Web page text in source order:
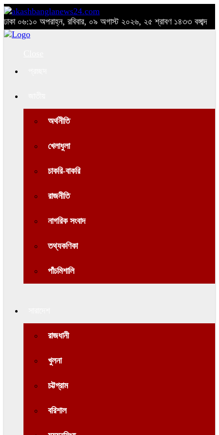
ঢাকা ০৬:১০ অপরাহ্ন, রবিবার, ০৯ অগাস্ট ২০২৬, ২৫ শ্রাবণ ১৪৩৩ বঙ্গাব্দ
অর্থনীতি
খেলাধুলা
চাকরি-বাকরি
রাজনীতি
নাগরিক সংবাদ
তথ্যকণিকা
পাঁচমিশালি
রাজধানী
খুলনা
চট্টগ্রাম
বরিশাল